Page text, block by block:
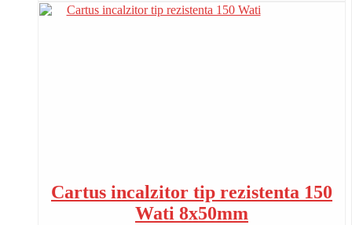
Cartus incalzitor tip rezistenta 150
Wati 8x50mm